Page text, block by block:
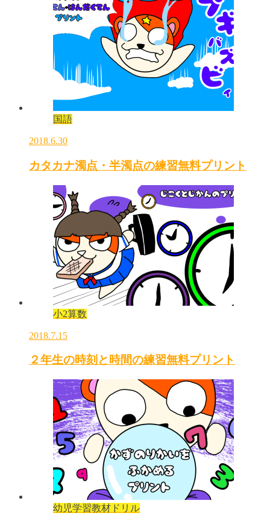
国語
2018.6.30
カタカナ濁点・半濁点の練習無料プリント
小2算数
2018.7.15
２年生の時刻と時間の練習無料プリント
幼児学習教材ドリル